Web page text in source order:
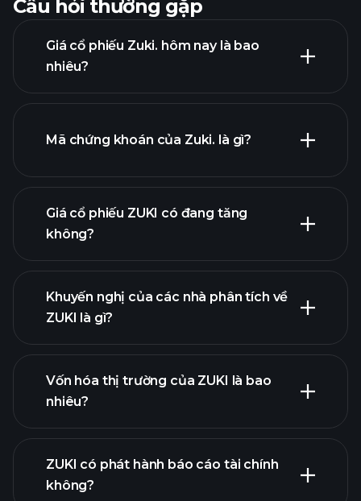
Câu hỏi thường gặp
Giá cổ phiếu Zuki. hôm nay là bao
nhiêu?
Mã chứng khoán của Zuki. là gì?
Giá cổ phiếu ZUKI có đang tăng
không?
Khuyến nghị của các nhà phân tích về
ZUKI là gì?
Vốn hóa thị trường của ZUKI là bao
nhiêu?
danh
sách cổ phiếu của chúng tôi
ZUKI có phát hành báo cáo tài chính
không?